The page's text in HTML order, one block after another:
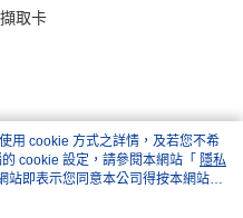
取卡
用 cookie 方式之詳情，及若您不希
cookie 設定，請參閱本網站「 隱私
站即表示您同意本公司得按本網站使